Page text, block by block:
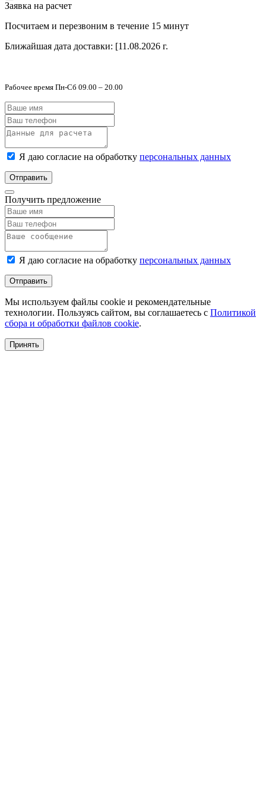
Заявка на расчет
Посчитаем и перезвоним в течение 15 минут
Ближайшая дата доставки: [11.08.2026 г.
Рабочее время Пн-Сб 09.00 – 20.00
Я даю согласие на обработку персональных данных
Отправить
Получить предложение
Я даю согласие на обработку персональных данных
Отправить
Мы используем файлы cookie и рекомендательные
технологии. Пользуясь сайтом, вы соглашаетесь с Политикой
сбора и обработки файлов cookie.
Принять